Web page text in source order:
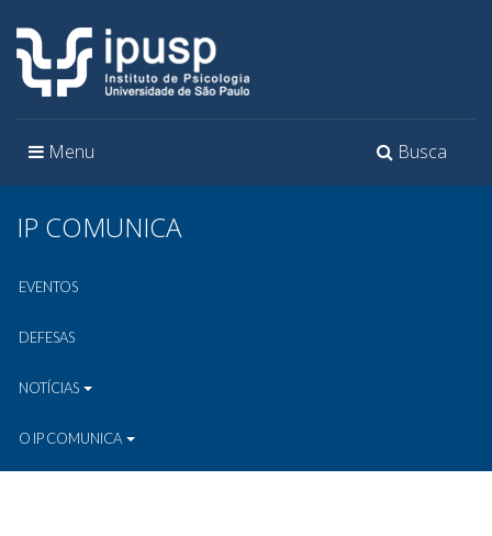
Toggle
Busca
Toggle
Menu
IP COMUNICA
EVENTOS
DEFESAS
NOTÍCIAS
O IP COMUNICA